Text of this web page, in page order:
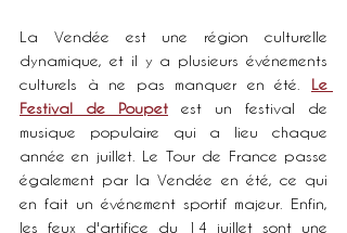
La Vendée est une région culturelle
dynamique, et il y a plusieurs événements
culturels à ne pas manquer en été. Le
Festival de Poupet est un festival de
musique populaire qui a lieu chaque
année en juillet. Le Tour de France passe
également par la Vendée en été, ce qui
en fait un événement sportif majeur. Enfin,
les feux d'artifice du 14 juillet sont une